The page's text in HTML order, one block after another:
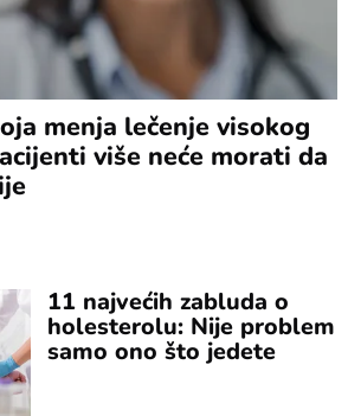
menja lečenje visokog
više neće morati da
11 najvećih zabluda o
holesterolu: Nije problem
samo ono što jedete